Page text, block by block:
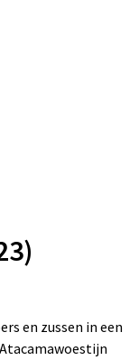
en zussen in een